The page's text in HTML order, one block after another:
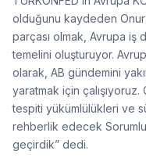
olduğunu kaydeden
parçası olmak, Avrupa iş
temelini oluşturuyor.
olarak, AB gündemini
yaratmak için
tespiti yükümlülükleri ve
rehberlik edecek
geçirdik” dedi.